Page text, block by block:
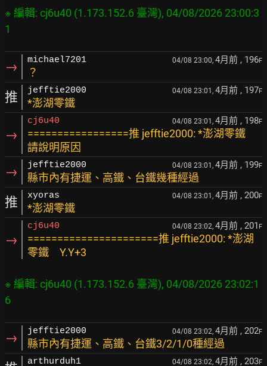
※ 編輯: cj6u40 (1.173.152.6 臺灣), 04/08/2026 23:00:3
→ michael7201 04/08 23:00, 4月前 , 196F
？
推 jefftie2000 04/08 23:01, 4月前 , 197F
*澎湖零鐵
→
cj6u40 04/08 23:01, 4月前 , 198F
=================推 jefftie2000: *澎湖零鐵
請說明原因
→ jefftie2000 04/08 23:01, 4月前 , 199F
縣市內有捷運、高鐵、台鐵幾種經過
推 xyoras 04/08 23:01, 4月前 , 200F
*澎湖零鐵
→
cj6u40 04/08 23:02, 4月前 , 201 F
======================推 jefftie2000: *澎湖
零鐵 Y.Y+3
※ 編輯: cj6u40 (1.173.152.6 臺灣), 04/08/2026 23:02:1
→ jefftie2000 04/08 23:02, 4月前 , 202F
縣市內有捷運、高鐵、台鐵3/2/1/0種經過
arthurduh1 04/08 23:02, 4月前 , 203F